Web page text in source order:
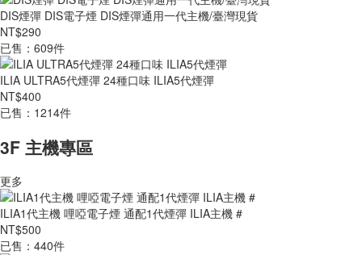
DIS煙彈 DIS電子煙 DIS煙彈通用一代主機/臺灣現貨
NT$290
已售：609件
ILIA ULTRA5代煙彈 24種口味 ILIA5代煙彈
NT$400
已售：1214件
3F 主機專區
更多
ILIA1代主機 哩啞電子煙 通配1代煙彈 ILIA主機 #
NT$500
已售：440件